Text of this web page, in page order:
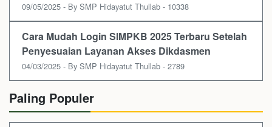
09/05/2025 - By SMP Hidayatut Thullab - 10338
Cara Mudah Login SIMPKB 2025 Terbaru Setelah
Penyesuaian Layanan Akses Dikdasmen
04/03/2025 - By SMP Hidayatut Thullab - 2789
Paling Populer